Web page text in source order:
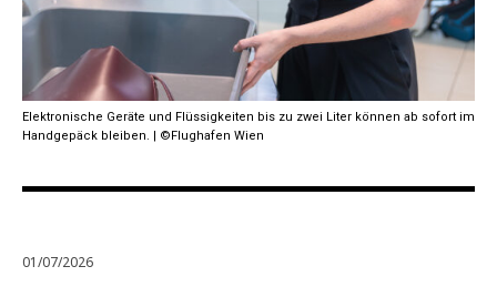
Elektronische Geräte und Flüssigkeiten bis zu zwei Liter können ab sofort im
Handgepäck bleiben. | ©Flughafen Wien
01/07/2026